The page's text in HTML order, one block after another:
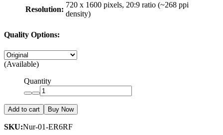
Resolution:
720 x 1600 pixels, 20:9 ratio (~268 ppi
density)
Quality Options:
(Available)
Quantity
Add to cart Buy Now
SKU:Nur-01-ER6RF